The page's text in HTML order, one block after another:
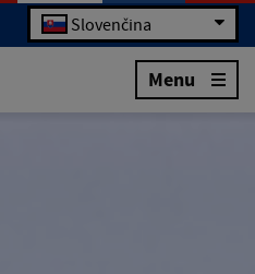
Slovenčina
Menu